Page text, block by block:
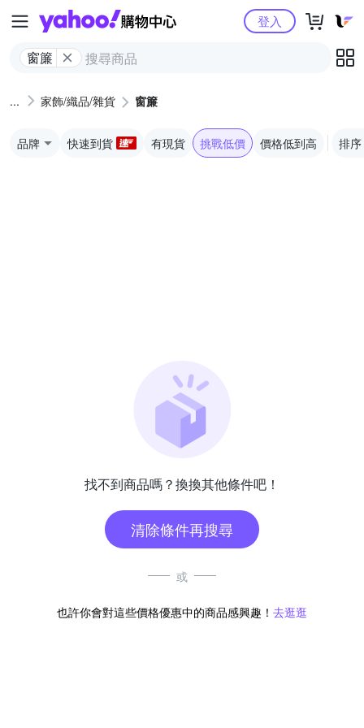
Yahoo購物中心
窗簾
登入
家飾/織品/雜貨 窗簾
品牌 快速到貨 有現貨 挑戰低價 價格低到高 排序
找不到商品嗎？換換其他條件吧！
清除條件再搜尋
或
也許你會對這些價格優惠中的商品感興趣！ 去逛逛